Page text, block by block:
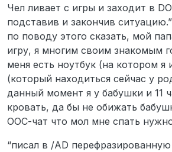
Чел ливает с игры и заходит в
подставив и закончив
по поводу этого сказать, мой
игру, я многим своим знакомым
меня есть ноутбук (на котором
(который находиться сейчас у
данный момент я у бабушки и 11
кровать, да бы не обижать
ООС-чат что мол мне спать
“писал в /AD